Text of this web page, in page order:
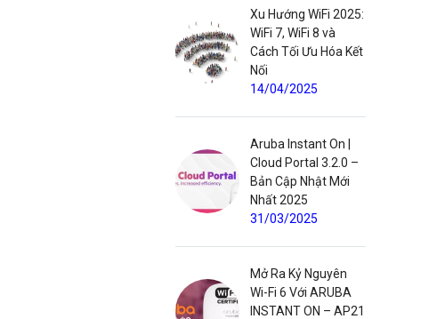
Xu Hướng WiFi 2025:
WiFi 7, WiFi 8 và
Cách Tối Ưu Hóa Kết
Nối
14/04/2025
Aruba Instant On |
Cloud Portal 3.2.0 –
Bản Cập Nhật Mới
Nhất 2025
31/03/2025
Mở Ra Kỷ Nguyên
Wi-Fi 6 Với ARUBA
INSTANT ON – AP21